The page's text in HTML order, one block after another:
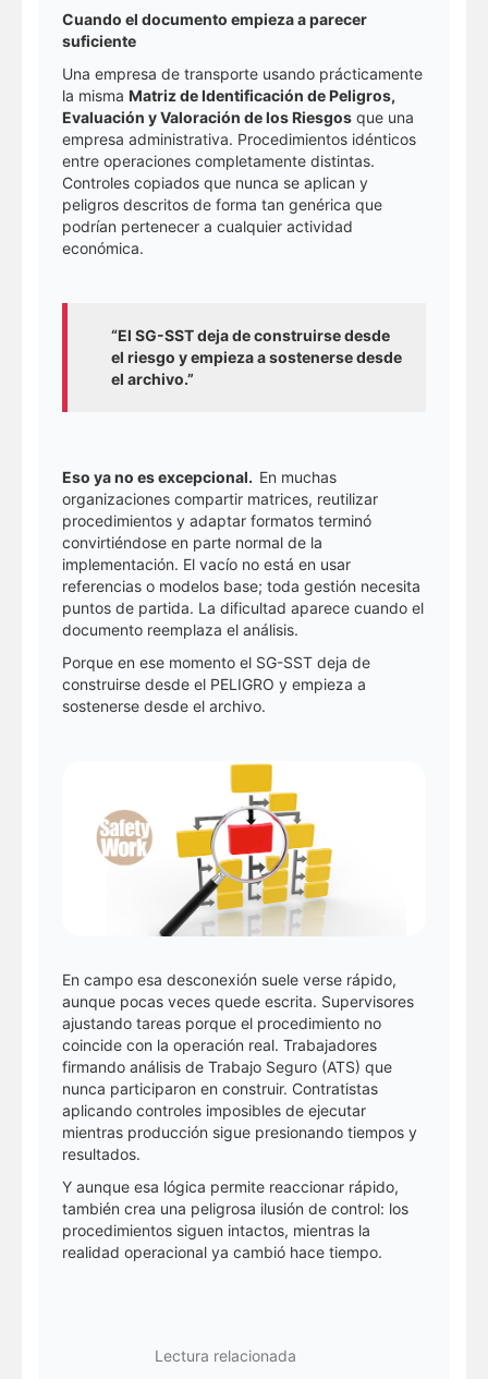
Cuando el documento empieza a parecer
suficiente
Una empresa de transporte usando prácticamente
la misma Matriz de Identificación de Peligros,
Evaluación y Valoración de los Riesgos que una
empresa administrativa. Procedimientos idénticos
entre operaciones completamente distintas.
Controles copiados que nunca se aplican y
peligros descritos de forma tan genérica que
podrían pertenecer a cualquier actividad
económica.
“El SG-SST deja de construirse desde
el riesgo y empieza a sostenerse desde
el archivo.”
Eso ya no es excepcional. En muchas
organizaciones compartir matrices, reutilizar
procedimientos y adaptar formatos terminó
convirtiéndose en parte normal de la
implementación. El vacío no está en usar
referencias o modelos base; toda gestión necesita
puntos de partida. La dificultad aparece cuando el
documento reemplaza el análisis.
Porque en ese momento el SG-SST deja de
construirse desde el PELIGRO y empieza a
sostenerse desde el archivo.
En campo esa desconexión suele verse rápido,
aunque pocas veces quede escrita. Supervisores
ajustando tareas porque el procedimiento no
coincide con la operación real. Trabajadores
firmando análisis de Trabajo Seguro (ATS) que
nunca participaron en construir. Contratistas
aplicando controles imposibles de ejecutar
mientras producción sigue presionando tiempos y
resultados.
Y aunque esa lógica permite reaccionar rápido,
también crea una peligrosa ilusión de control: los
procedimientos siguen intactos, mientras la
realidad operacional ya cambió hace tiempo.
Lectura relacionada